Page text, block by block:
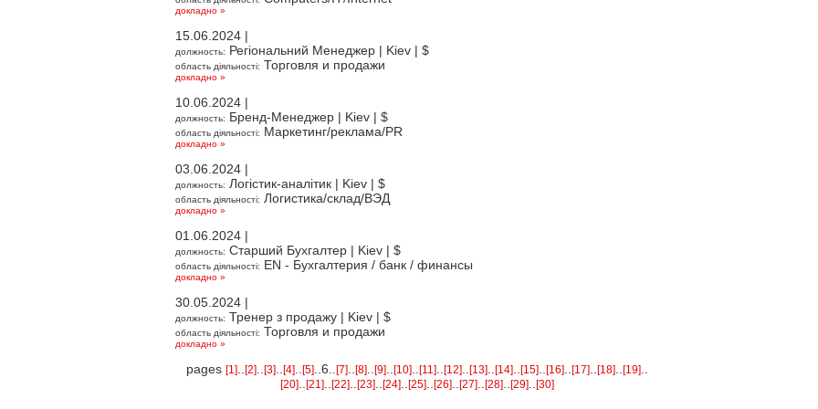
докладно »
15.06.2024 |
должность: Регіональний Менеджер | Kiev | $
область діяльності: Торговля и продажи
докладно »
10.06.2024 |
должность: Бренд-Менеджер | Kiev | $
область діяльності: Маркетинг/реклама/PR
докладно »
03.06.2024 |
должность: Логістик-аналітик | Kiev | $
область діяльності: Логистика/склад/ВЭД
докладно »
01.06.2024 |
должность: Старший Бухгалтер | Kiev | $
область діяльності: EN - Бухгалтерия / банк / финансы
докладно »
30.05.2024 |
должность: Тренер з продажу | Kiev | $
область діяльності: Торговля и продажи
докладно »
pages [1] [2] [3] [4] [5] ..6.. [7] [8] [9] [10] [11] [12] [13] [14] [15] [16] [17] [18] [19]
[20] [21] [22] [23] [24] [25] [26] [27] [28] [29] [30]